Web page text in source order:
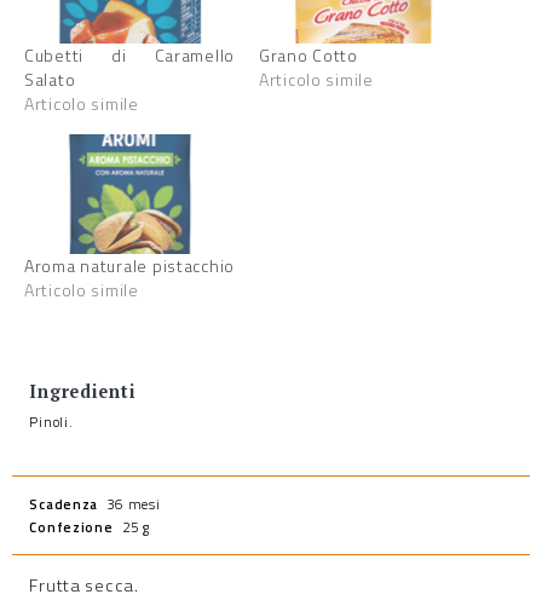
Cubetti di Caramello
Salato
Articolo simile
Grano Cotto
Articolo simile
Aroma naturale pistacchio
Articolo simile
Ingredienti
Pinoli.
Scadenza 36 mesi
Confezione 25 g
Frutta secca.